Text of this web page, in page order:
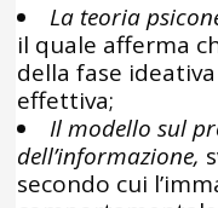
La teoria
il quale afferma
della fase
effettiva;
Il modello sul
dell’informazione,
secondo cui